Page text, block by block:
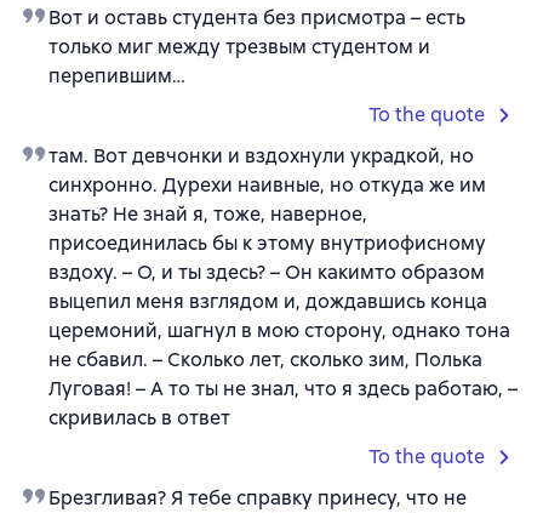
Вот и оставь студента без присмотра – есть
только миг между трезвым студентом и
перепившим…
To the quote
там. Вот девчонки и вздохнули украдкой, но
синхронно. Дурехи наивные, но откуда же им
знать? Не знай я, тоже, наверное,
присоединилась бы к этому внутриофисному
вздоху. – О, и ты здесь? – Он какимто образом
выцепил меня взглядом и, дождавшись конца
церемоний, шагнул в мою сторону, однако тона
не сбавил. – Сколько лет, сколько зим, Полька
Луговая! – А то ты не знал, что я здесь работаю, –
скривилась в ответ
To the quote
Брезгливая? Я тебе справку принесу, что не